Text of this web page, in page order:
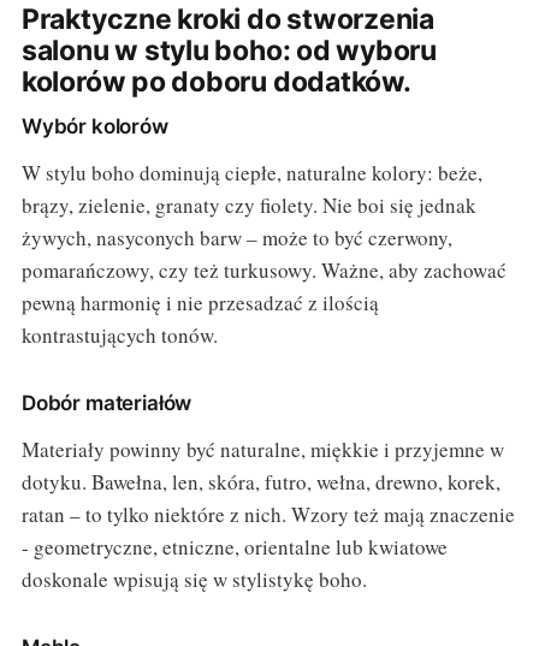
Praktyczne kroki do stworzenia
salonu w stylu boho: od wyboru
kolorów po doboru dodatków.
Wybór kolorów
W stylu boho dominują ciepłe, naturalne kolory: beże,
brązy, zielenie, granaty czy fiolety. Nie boi się jednak
żywych, nasyconych barw – może to być czerwony,
pomarańczowy, czy też turkusowy. Ważne, aby zachować
pewną harmonię i nie przesadzać z ilością
kontrastujących tonów.
Dobór materiałów
Materiały powinny być naturalne, miękkie i przyjemne w
dotyku. Bawełna, len, skóra, futro, wełna, drewno, korek,
ratan – to tylko niektóre z nich. Wzory też mają znaczenie
- geometryczne, etniczne, orientalne lub kwiatowe
doskonale wpisują się w stylistykę boho.